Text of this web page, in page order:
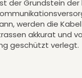
der Grundstein
werden die
akkurat und
geschützt verlegt.